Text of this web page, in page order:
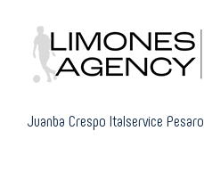
content
Juanba Crespo Italservice Pesaro